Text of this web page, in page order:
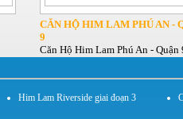
CĂN HỘ HIM LAM PHÚ AN -
9
Căn Hộ Him Lam Phú An - Quận
Him Lam Riverside giai đoạn 3